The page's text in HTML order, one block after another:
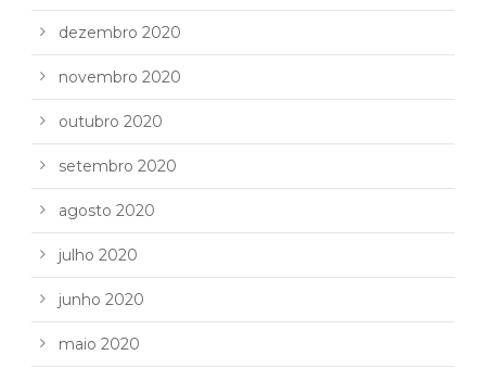
dezembro 2020
novembro 2020
outubro 2020
setembro 2020
agosto 2020
julho 2020
junho 2020
maio 2020